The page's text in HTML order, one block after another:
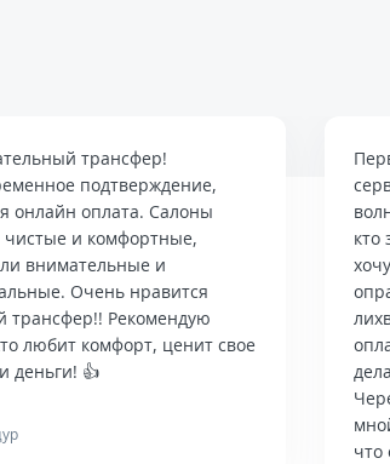
трансфер!
подтверждение,
онлайн оплата. Салоны
и комфортные,
внимательные и
Очень нравится
трансфер!! Рекомендую
любит комфорт, ценит свое
деньги! 👍
кто
что